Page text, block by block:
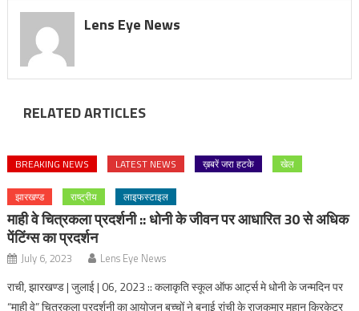
Lens Eye News
RELATED ARTICLES
BREAKING NEWS LATEST NEWS ख़बरें जरा हटके खेल
झारखण्ड राष्ट्रीय लाइफस्टाइल
माही वे चित्रकला प्रदर्शनी :: धोनी के जीवन पर आधारित 30 से अधिक
पेंटिंग्स का प्रदर्शन
July 6, 2023 Lens Eye News
राची, झारखण्ड | जुलाई | 06, 2023 :: कलाकृति स्कूल ऑफ आर्ट्स मे धोनी के जन्मदिन पर
“माही वे” चित्रकला प्रदर्शनी का आयोजन बच्चों ने बनाई रांची के राजकुमार महान क्रिकेटर